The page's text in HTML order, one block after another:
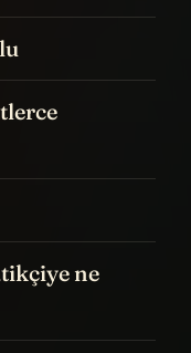
ne